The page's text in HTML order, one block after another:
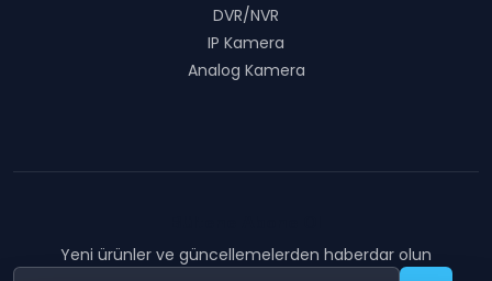
DVR/NVR
IP Kamera
Analog Kamera
Yeni ürünler ve güncellemelerden haberdar olun